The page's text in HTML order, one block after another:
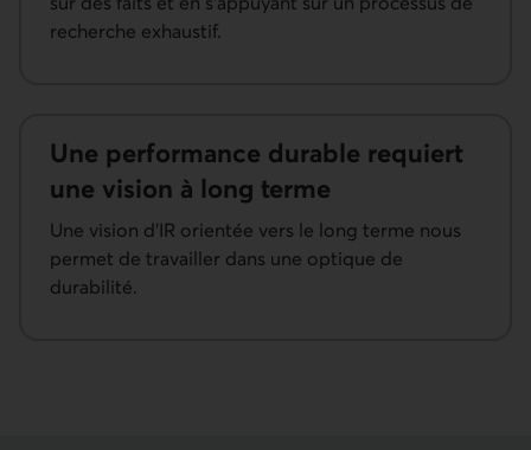
recherche exhaustif.
Une perfor­mance durable requiert
une vision à long terme
Une vision d’IR orientée vers le long terme nous
permet de travailler dans une optique de
durabilité.